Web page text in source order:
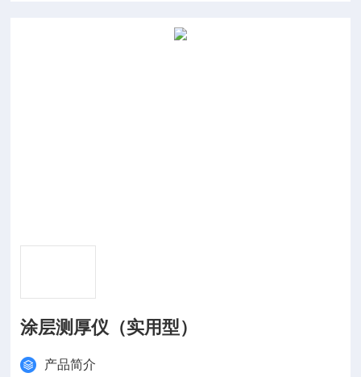
涂层测厚仪（实用型）
产品简介